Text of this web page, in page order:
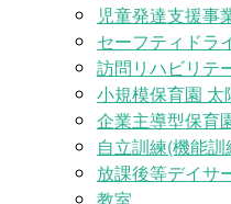
児童発達支援
セーフティドラ
訪問リハビリテ
小規模保育園 太
企業主導型保育
自立訓練(機能
放課後等デイ